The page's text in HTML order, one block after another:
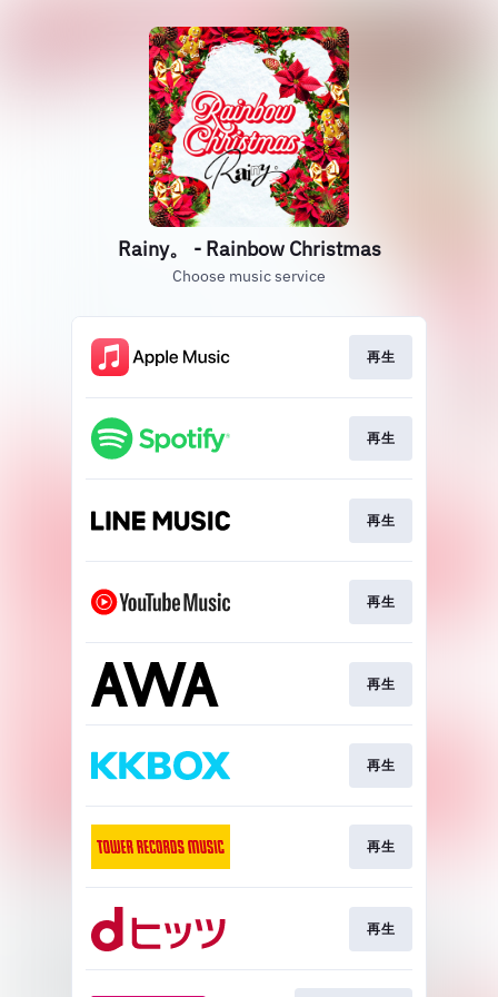
Rainy。 - Rainbow Christmas
Choose music service
再生
再生
再生
再生
再生
再生
再生
再生